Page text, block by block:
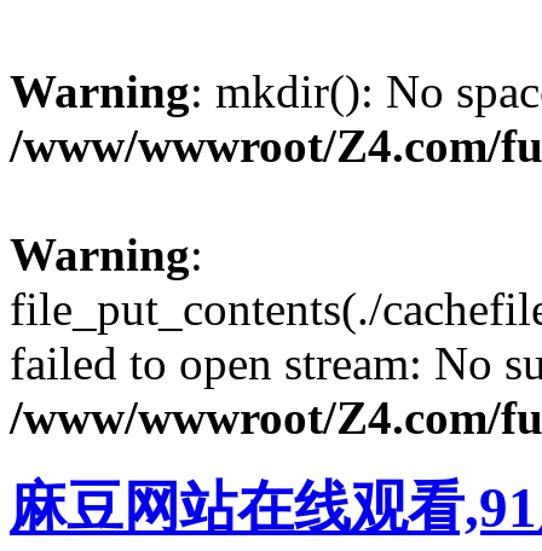
Warning: mkdir(): No
/www/wwwroot/Z4.com/
Warning:
file_put_contents(./
failed to open stream: No
/www/wwwroot/Z4.com/
麻豆网站在线观看